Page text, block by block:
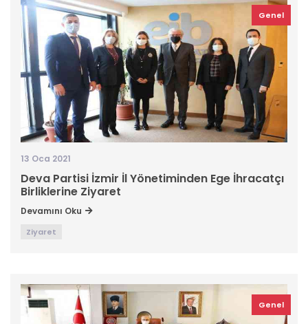
Genel
13 Oca 2021
Deva Partisi İzmir İl Yönetiminden Ege İhracatçı
Birliklerine Ziyaret
Devamını Oku
Ziyaret
Genel